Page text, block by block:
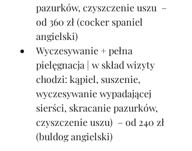
pazurków, czyszczenie uszu  –
od 360 zł (cocker spaniel
angielski)
Wyczesywanie + pełna
pielęgnacja | w skład wizyty
chodzi: kąpiel, suszenie,
wyczesywanie wypadającej
sierści, skracanie pazurków,
czyszczenie uszu)  – od 240 zł
(buldog angielski)